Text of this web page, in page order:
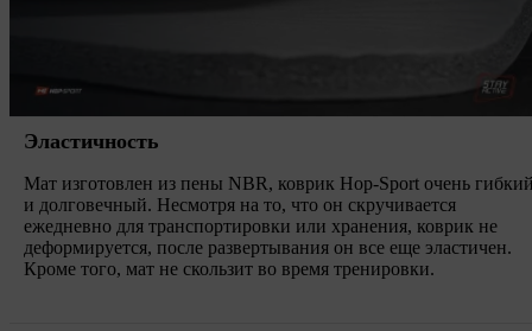
Эластичность
Мат изготовлен из пены NBR, коврик Hop-Sport очень
и долговечный. Несмотря на то, что он скручивается
ежедневно для транспортировки или хранения, коврик не
деформируется, после развертывания он все еще эластичен.
Кроме того, мат не скользит во время тренировки.